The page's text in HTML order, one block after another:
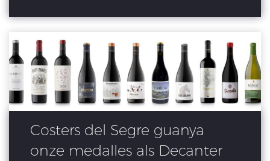
Trobades i L'Olivera col·laboren per potenciar la
Costers del Segre guanya
onze medalles als Decanter